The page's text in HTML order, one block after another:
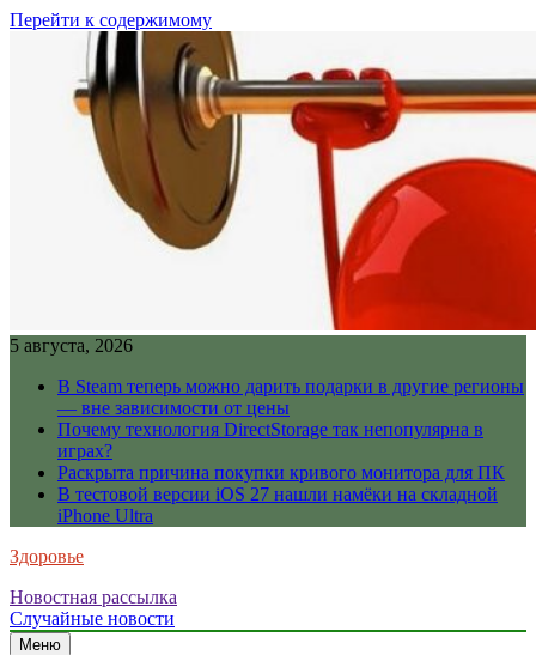
Перейти к содержимому
5 августа, 2026
В Steam теперь можно дарить подарки в другие регионы
— вне зависимости от цены
Почему технология DirectStorage так непопулярна в
играх?
Раскрыта причина покупки кривого монитора для ПК
В тестовой версии iOS 27 нашли намёки на складной
iPhone Ultra
Здоровье
Новостная рассылка
Случайные новости
Меню